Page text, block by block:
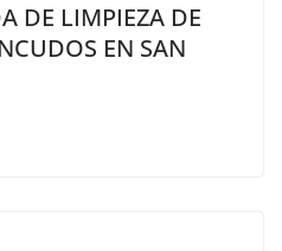
DE LIMPIEZA DE
EN SAN